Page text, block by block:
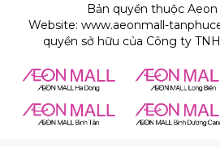
Bản quyền thuộc
Website: www.aeonmall-
quyền sở hữu của Công ty